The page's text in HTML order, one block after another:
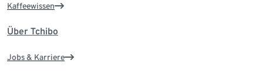
Kaffeewissen
Über Tchibo
Jobs & Karriere